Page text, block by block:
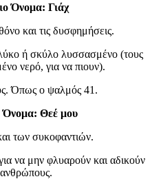
Όνομα: Γιάχ
και τις δυσφημήσεις.
ή σκύλο λυσσασμένο (τους
νερό, για να πιουν).
Όπως ο ψαλμός 41.
Όνομα: Θεέ μου
των συκοφαντιών.
να μην φλυαρούν και αδικούν